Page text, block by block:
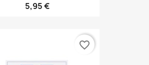
5,95 €
favorite_border